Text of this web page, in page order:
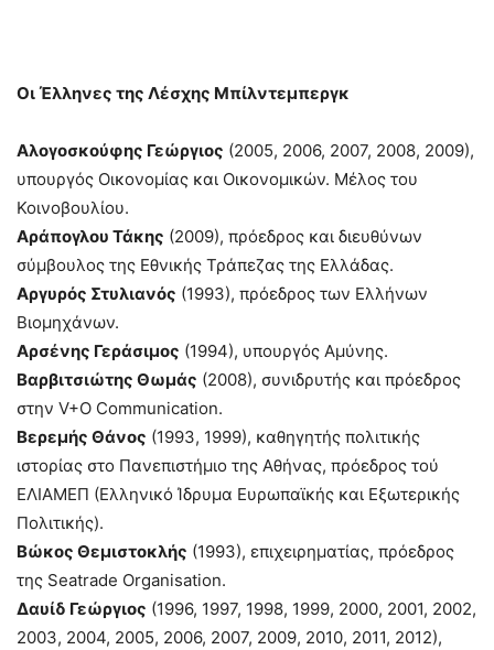
Οι Έλληνες της Λέσχης Μπίλντεμπεργκ
Αλογοσκούφης Γεώργιος (2005, 2006, 2007, 2008, 2009),
υπουργός Οικονομίας και Οικονομικών. Μέλος του
Κοινοβουλίου.
Αράπογλου Τάκης (2009), πρόεδρος και διευθύνων
σύμβουλος της Εθνικής Τράπεζας της Ελλάδας.
Αργυρός Στυλιανός (1993), πρόεδρος των Ελλήνων
Βιομηχάνων.
Αρσένης Γεράσιμος (1994), υπουργός Αμύνης.
Βαρβιτσιώτης Θωμάς (2008), συνιδρυτής και πρόεδρος
στην V+O Communication.
Βερεμής Θάνος (1993, 1999), καθηγητής πολιτικής
ιστορίας στο Πανεπιστήμιο της Αθήνας, πρόεδρος τού
ΕΛΙΑΜΕΠ (Ελληνικό Ίδρυμα Ευρωπαϊκής και Εξωτερικής
Πολιτικής).
Βώκος Θεμιστοκλής (1993), επιχειρηματίας, πρόεδρος
της Seatrade Organisation.
Δαυίδ Γεώργιος (1996, 1997, 1998, 1999, 2000, 2001, 2002,
2003, 2004, 2005, 2006, 2007, 2009, 2010, 2011, 2012),